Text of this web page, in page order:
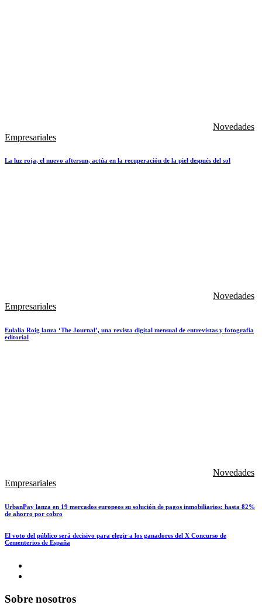
Novedades
Empresariales
La luz roja, el nuevo aftersun, actúa en la recuperación de la piel después del sol
Novedades
Empresariales
Eulalia Roig lanza ‘The Journal’, una revista digital mensual de entrevistas y fotografía
editorial
Novedades
Empresariales
UrbanPay lanza en 19 mercados europeos su solución de pagos inmobiliarios: hasta 82%
de ahorro por cobro
El voto del público será decisivo para elegir a los ganadores del X Concurso de
Cementerios de España
Sobre nosotros